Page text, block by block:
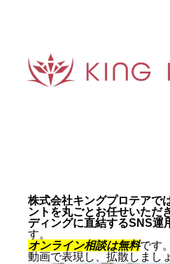
株式会社キングプロテアで
ントを丸ごとお任せいただ
ディングに直結するSNS運
す。
オンライン相談は無料です
動画で表現し、拡散しまし